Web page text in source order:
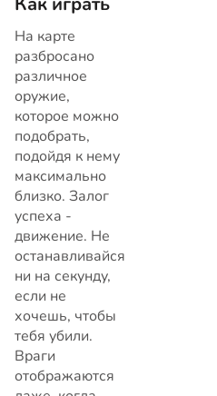
На карте
разбросано
различное
оружие,
которое можно
подобрать,
подойдя к нему
максимально
близко. Залог
успеха -
движение. Не
останавливайся
ни на секунду,
если не
хочешь, чтобы
тебя убили.
Враги
отображаются